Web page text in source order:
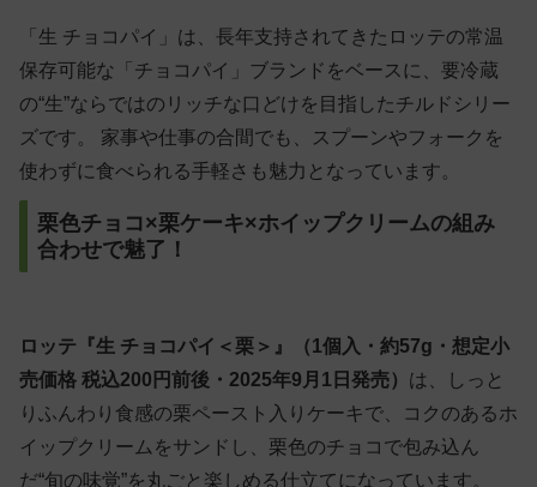
「生 チョコパイ」は、長年支持されてきたロッテの常温
保存可能な「チョコパイ」ブランドをベースに、要冷蔵
の“生”ならではのリッチな口どけを目指したチルドシリー
ズです。 家事や仕事の合間でも、スプーンやフォークを
使わずに食べられる手軽さも魅力となっています。
栗色チョコ×栗ケーキ×ホイップクリームの組み
合わせで魅了！
ロッテ『生 チョコパイ＜栗＞』（1個入・約57g・想定小
売価格 税込200円前後・2025年9月1日発売） は、しっと
りふんわり食感の栗ペースト入りケーキで、コクのあるホ
イップクリームをサンドし、栗色のチョコで包み込ん
だ“旬の味覚”を丸ごと楽しめる仕立てになっています。